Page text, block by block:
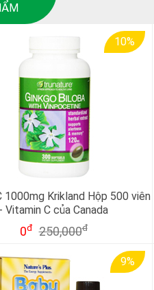
10%
1000mg Krikland Hộp 500 viên
- Vitamin C của Canada
0đ 250,000đ
9%